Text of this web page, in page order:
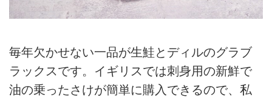
毎年欠かせない一品が生鮭とディルのグラブ
ラックスです。イギリスでは刺身用の新鮮で
油の乗ったさけが簡単に購入できるので、私